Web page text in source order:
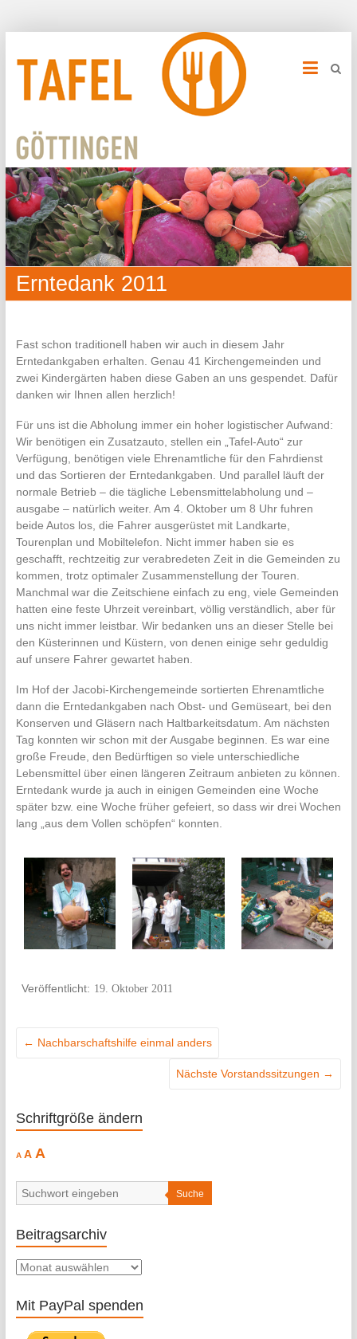
Erntedank 2011
Fast schon traditionell haben wir auch in diesem Jahr
Erntedankgaben erhalten. Genau 41 Kirchengemeinden und
zwei Kindergärten haben diese Gaben an uns gespendet. Dafür
danken wir Ihnen allen herzlich!
Für uns ist die Abholung immer ein hoher logistischer Aufwand:
Wir benötigen ein Zusatzauto, stellen ein „Tafel-Auto“ zur
Verfügung, benötigen viele Ehrenamtliche für den Fahrdienst
und das Sortieren der Erntedankgaben. Und parallel läuft der
normale Betrieb – die tägliche Lebensmittelabholung und –
ausgabe – natürlich weiter. Am 4. Oktober um 8 Uhr fuhren
beide Autos los, die Fahrer ausgerüstet mit Landkarte,
Tourenplan und Mobiltelefon. Nicht immer haben sie es
geschafft, rechtzeitig zur verabredeten Zeit in die Gemeinden zu
kommen, trotz optimaler Zusammenstellung der Touren.
Manchmal war die Zeitschiene einfach zu eng, viele Gemeinden
hatten eine feste Uhrzeit vereinbart, völlig verständlich, aber für
uns nicht immer leistbar. Wir bedanken uns an dieser Stelle bei
den Küsterinnen und Küstern, von denen einige sehr geduldig
auf unsere Fahrer gewartet haben.
Im Hof der Jacobi-Kirchengemeinde sortierten Ehrenamtliche
dann die Erntedankgaben nach Obst- und Gemüseart, bei den
Konserven und Gläsern nach Haltbarkeitsdatum. Am nächsten
Tag konnten wir schon mit der Ausgabe beginnen. Es war eine
große Freude, den Bedürftigen so viele unterschiedliche
Lebensmittel über einen längeren Zeitraum anbieten zu können.
Erntedank wurde ja auch in einigen Gemeinden eine Woche
später bzw. eine Woche früher gefeiert, so dass wir drei Wochen
lang „aus dem Vollen schöpfen“ konnten.
19. Oktober 2011
← Nachbarschaftshilfe einmal anders
Nächste Vorstandssitzungen →
Schriftgröße ändern
A
Decrease
font
A Reset
size.
AIncrease
size.
Suche
Beitragsarchiv
Beitragsarchiv
Mit PayPal spenden